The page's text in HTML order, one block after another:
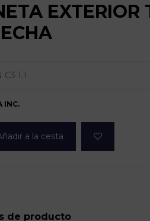
EXTERIOR
1.1
INC.
a la cesta
de producto